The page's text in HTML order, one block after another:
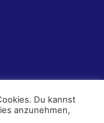
Du kannst
anzunehmen,